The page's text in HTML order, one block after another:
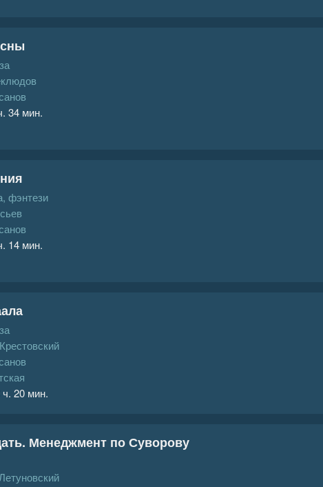
34 мин.
фэнтези
14 мин.
ч. 20 мин.
Менеджмент по Суворову